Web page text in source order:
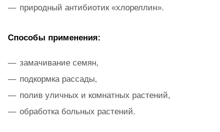
природный антибиотик «хлореллин».
Способы применения:
замачивание семян,
подкормка рассады,
полив уличных и комнатных растений,
обработка больных растений.